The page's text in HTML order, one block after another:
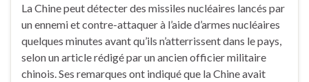
La Chine peut détecter des missiles nucléaires lancés par
un ennemi et contre-attaquer à l’aide d’armes nucléaires
quelques minutes avant qu’ils n’atterrissent dans le pays,
selon un article rédigé par un ancien officier militaire
chinois. Ses remarques ont indiqué que la Chine avait